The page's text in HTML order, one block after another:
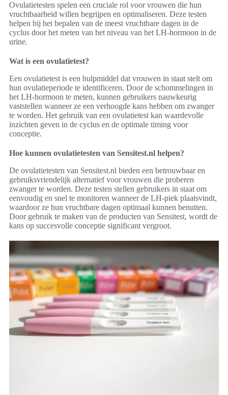
Ovulatietesten spelen een cruciale rol voor vrouwen die hun
vruchtbaarheid willen begrijpen en optimaliseren. Deze testen
helpen bij het bepalen van de meest vruchtbare dagen in de
cyclus door het meten van het niveau van het LH-hormoon in de
urine.
Wat is een ovulatietest?
Een ovulatietest is een hulpmiddel dat vrouwen in staat stelt om
hun ovulatieperiode te identificeren. Door de schommelingen in
het LH-hormoon te meten, kunnen gebruikers nauwkeurig
vaststellen wanneer ze een verhoogde kans hebben om zwanger
te worden. Het gebruik van een ovulatietest kan waardevolle
inzichten geven in de cyclus en de optimale timing voor
conceptie.
Hoe kunnen ovulatietesten van Sensitest.nl helpen?
De ovulatietesten van Sensitest.nl bieden een betrouwbaar en
gebruiksvriendelijk alternatief voor vrouwen die proberen
zwanger te worden. Deze testen stellen gebruikers in staat om
eenvoudig en snel te monitoren wanneer de LH-piek plaatsvindt,
waardoor ze hun vruchtbare dagen optimaal kunnen benutten.
Door gebruik te maken van de producten van Sensitest, wordt de
kans op succesvolle conceptie significant vergroot.